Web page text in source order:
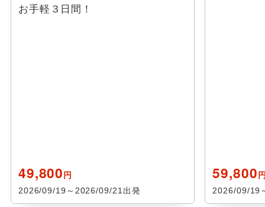
お手軽３日間！
49,800円
2026/09/19～2026/09/21出発
59,800
2026/09/19